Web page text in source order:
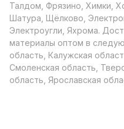
Талдом, Фрязино, Химки,
Шатура, Щёлково,
Электроугли, Яхрома.
материалы оптом в
область, Калужская
Смоленская область,
область, Ярославская